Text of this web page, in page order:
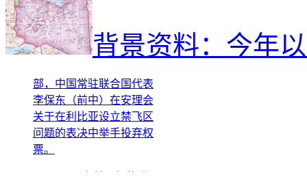
背景资料：今年
合国总部，部分安理会理
事国代表举手投赞成票。
新华社记者申宏摄 3
月17日，在纽约联合国总
李保东（前中）在安理会
关于在利比亚设立禁飞区
问题的表决中举手投弃权
票。